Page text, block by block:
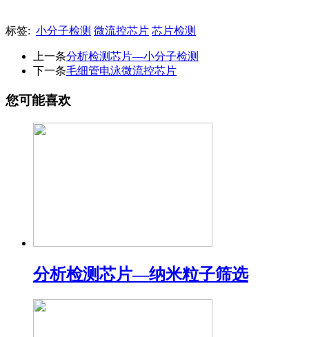
标签: 小分子检测 微流控芯片 芯片检测
上一条分析检测芯片—小分子检测
下一条毛细管电泳微流控芯片
您可能喜欢
分析检测芯片—纳米粒子筛选